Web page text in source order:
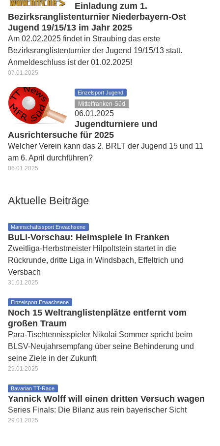
Einladung zum 1.
Bezirksranglistenturnier Niederbayern-Ost
Jugend 19/15/13 im Jahr 2025
Am 02.02.2025 findet in Straubing das erste
Bezirksranglistenturnier der Jugend 19/15/13 statt.
Anmeldeschluss ist der 01.02.2025!
07.01.2025
Einzelsport Jugend
Mittelfranken-Süd
06.01.2025
Jugendturniere und
Ausrichtersuche für 2025
Welcher Verein kann das 2. BRLT der Jugend 15 und 11
am 6. April durchführen?
06.01.2025
Aktuelle Beiträge
Mannschaftssport Erwachsene
BuLi-Vorschau: Heimspiele in Franken
Zweitliga-Herbstmeister Hilpoltstein startet in die
Rückrunde, dritte Liga in Windsbach, Effeltrich und
Versbach
31.01.2025
Einzelsport Erwachsene
Noch 15 Weltranglistenplätze entfernt vom
großen Traum
Para-Tischtennisspieler Nikolai Sommer spricht beim
BLSV-Neujahrsempfang über seine Behinderung und
seine Ziele in der Zukunft
29.01.2025
Bavarian TT-Race
Yannick Wolff will einen dritten Versuch wagen
Series Finals: Die Bilanz aus rein bayerischer Sicht
29.01.2025